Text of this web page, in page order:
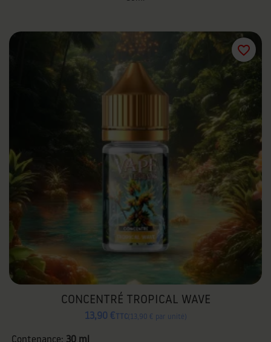
CONCENTRÉ TROPICAL WAVE
13,90 € TTC 13,90 € par unité
favorite_border